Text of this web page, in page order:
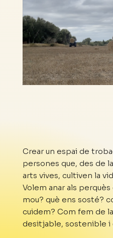
Crear un espai de
persones que, des de
arts vives, cultiven la
Volem anar als
mou? què ens sosté?
cuidem? Com fem de
desitjable, sostenible i